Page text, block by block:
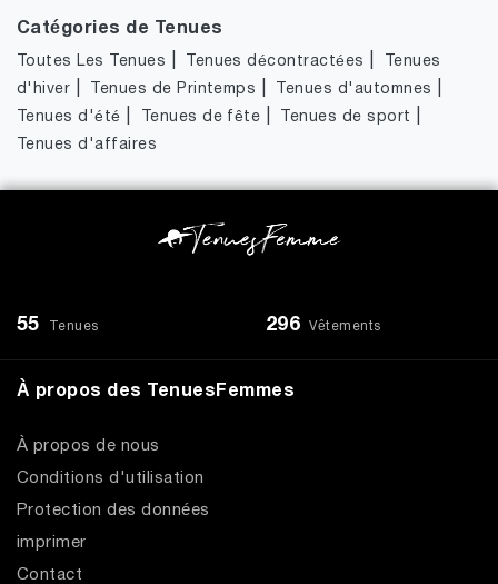
Catégories de Tenues
Toutes Les Tenues Tenues décontractées
Tenues
d'hiver
Tenues de Printemps Tenues d'automnes
Tenues d'été Tenues de fête Tenues de sport
Tenues d'affaires
55 Tenues 296 Vêtements
À propos des TenuesFemmes
À propos de nous
Conditions d'utilisation
Protection des données
imprimer
Contact